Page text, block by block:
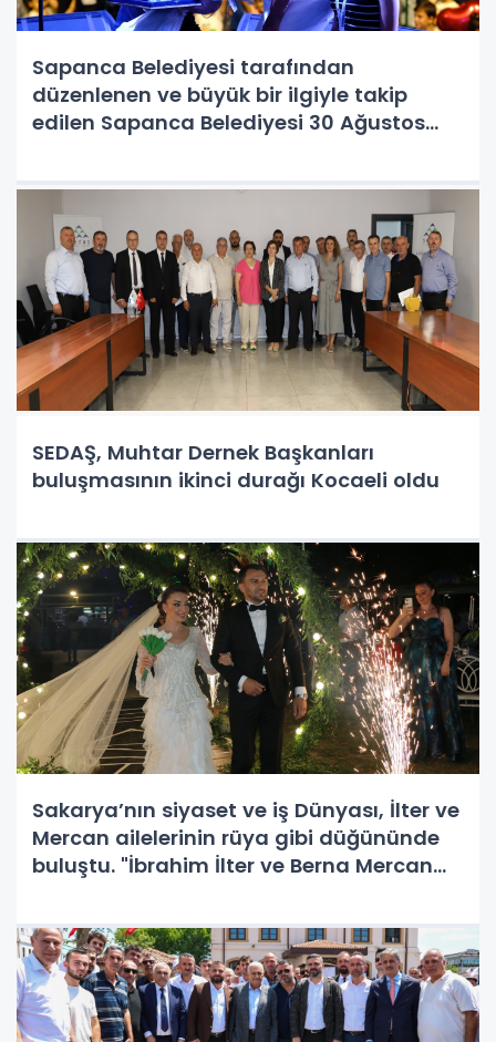
Sapanca Belediyesi tarafından
düzenlenen ve büyük bir ilgiyle takip
edilen Sapanca Belediyesi 30 Ağustos
Kırkpınar Merkez Yeşil Alanda gerçekleşti
SEDAŞ, Muhtar Dernek Başkanları
buluşmasının ikinci durağı Kocaeli oldu
Sakarya’nın siyaset ve iş Dünyası, İlter ve
Mercan ailelerinin rüya gibi düğününde
buluştu. "İbrahim İlter ve Berna Mercan